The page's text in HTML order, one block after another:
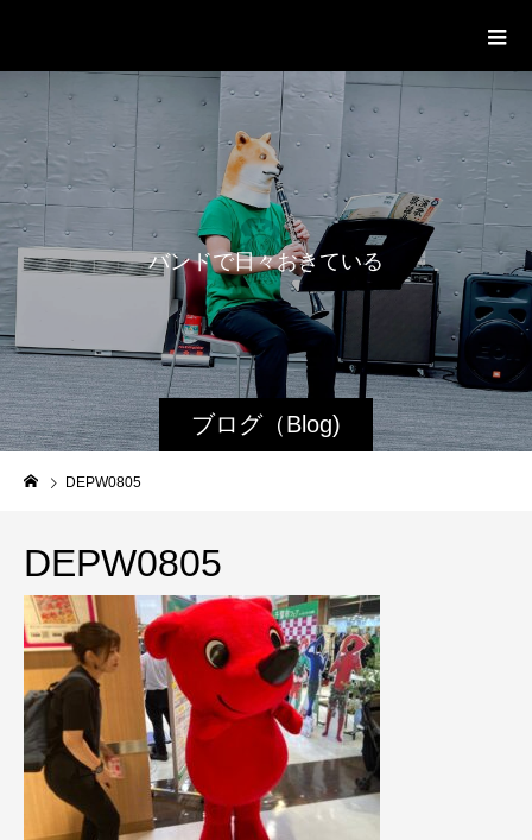
ブログ（Blog)
バンドで日々おきている日
DEPW0805
DEPW0805